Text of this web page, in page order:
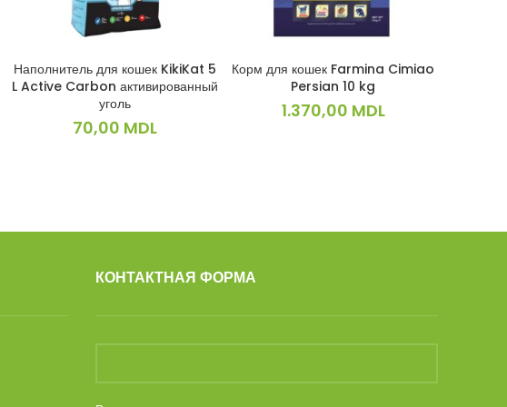
В КОРЗИНУ
Наполнитель для кошек KikiKat 5
L Active Carbon активированный
уголь
70,00 MDL
ПОДРОБНЕЕ
Корм для кошек Farmina Cimiao
Persian 10 kg
1.370,00 MDL
КОНТАКТНАЯ ФОРМА